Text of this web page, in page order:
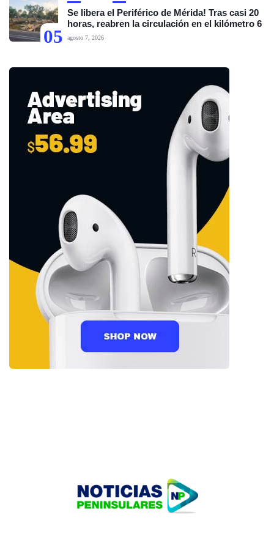
05
Se libera el Periférico de Mérida! Tras casi 20
horas, reabren la circulación en el kilómetro 6
agosto 7, 2026